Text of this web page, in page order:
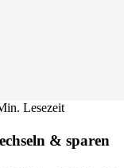
Lesezeit
& sparen